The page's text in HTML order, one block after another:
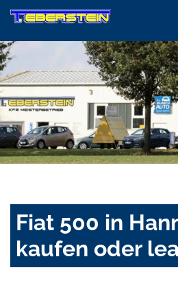
Fiat 500 in
kaufen oder